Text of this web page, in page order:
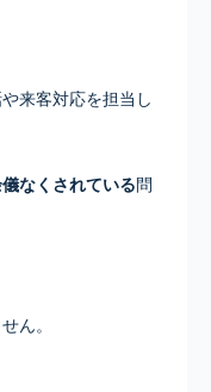
来客対応を担当し
なくされている問
ん。